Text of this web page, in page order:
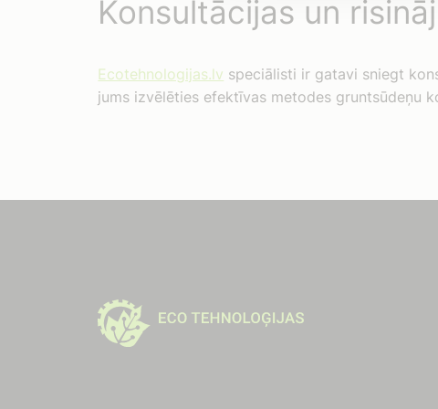
Konsultācijas un
Ecotehnologijas.lv speciālisti ir gatavi sniegt
jums izvēlēties efektīvas metodes gruntsūdeņu